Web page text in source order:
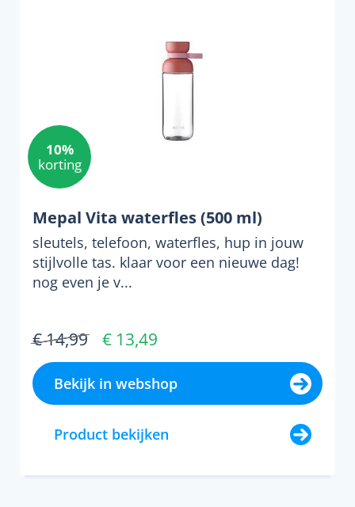
10%
korting
Mepal Vita waterfles (500 ml)
sleutels, telefoon, waterfles, hup in jouw
stijlvolle tas. klaar voor een nieuwe dag!
nog even je v...
€ 14,99 € 13,49
Bekijk in webshop
Product bekijken